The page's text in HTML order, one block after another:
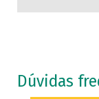
Dúvidas